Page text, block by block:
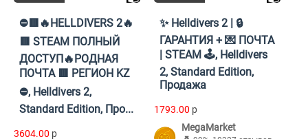
⛔🟥🔥HELLDIVERS 2🔥
🟥 STEAM ПОЛНЫЙ
ДОСТУП🔥РОДНАЯ
ПОЧТА 🟥 РЕГИОН KZ
⛔, Helldivers 2,
Standard Edition, Про...
3604.00 p
✨ Helldivers 2 | 🔒
ГАРАНТИЯ + 💌 ПОЧТА
| STEAM 🕹️, Helldivers
2, Standard Edition,
Продажа
1793.00 p
MegaMarket